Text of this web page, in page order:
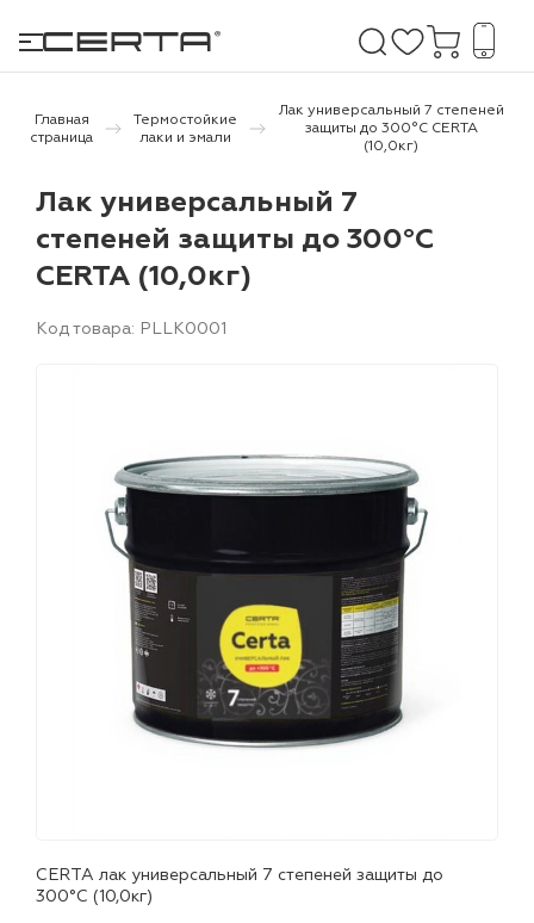
и дачи
бетону,
и эмали
Главная
страница
Термостойкие
лаки и эмали
Лак универсальный 7 степеней
защиты до 300°С CERTA
(10,0кг)
Лак универсальный 7
степеней защиты до 300°С
CERTA (10,0кг)
Код товара: PLLK0001
CERTA лак универсальный 7 степеней защиты до
300°С (10,0кг)